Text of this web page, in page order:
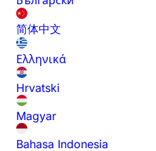
简体中文
Ελληνικά
Hrvatski
Magyar
Bahasa Indonesia